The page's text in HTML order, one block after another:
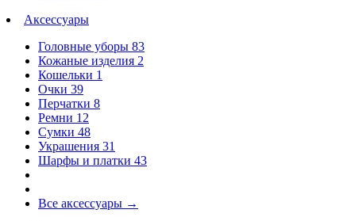
Аксессуары
Головные уборы 83
Кожаные изделия 2
Кошельки 1
Очки 39
Перчатки 8
Ремни 12
Сумки 48
Украшения 31
Шарфы и платки 43
Все аксессуары →